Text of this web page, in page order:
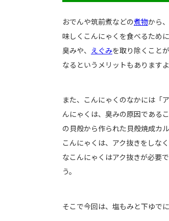
おでんや筑前煮などの煮物から、
味しくこんにゃくを食べるため
臭みや、 えぐみを取り除くこと
なるというメリットもありますよ
また、こんにゃくのなかには「
んにゃくは、臭みの原因である
の貝殻から作られた貝殻焼成カ
こんにゃくは、アク抜きをしな
なこんにゃくはアク抜きが必要
う。
そこで今回は、塩もみと下ゆで